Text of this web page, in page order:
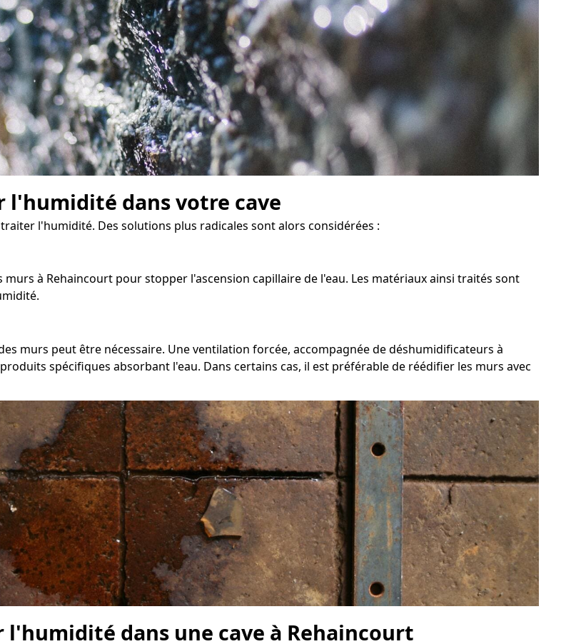
dans votre cave
l'humidité. Des solutions plus radicales sont alors considérées :
à Rehaincourt pour stopper l'ascension capillaire de l'eau. Les matériaux ainsi traités sont
murs peut être nécessaire. Une ventilation forcée, accompagnée de déshumidificateurs à
spécifiques absorbant l'eau. Dans certains cas, il est préférable de réédifier les murs avec
dans une cave à Rehaincourt